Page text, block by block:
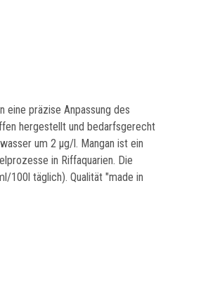
eine präzise Anpassung des
hergestellt und bedarfsgerecht
um 2 µg/l. Mangan ist ein
in Riffaquarien. Die
100l täglich). Qualität "made in